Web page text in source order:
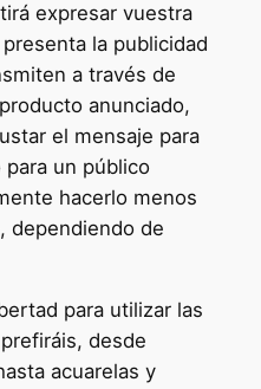
expresar vuestra
la publicidad
a través de
anunciado,
el mensaje para
para un público
hacerlo menos
dependiendo de
para utilizar las
desde
acuarelas y